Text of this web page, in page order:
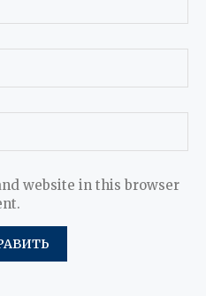
website in this browser